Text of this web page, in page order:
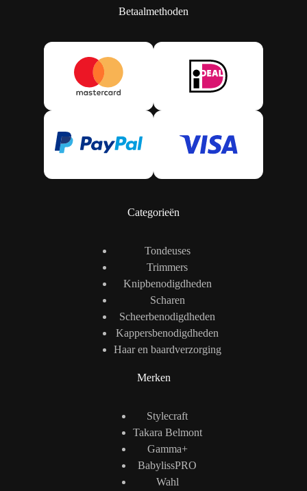
Betaalmethoden
Categorieën
Tondeuses
Trimmers
Knipbenodigdheden
Scharen
Scheerbenodigdheden
Kappersbenodigdheden
Haar en baardverzorging
Merken
Stylecraft
Takara Belmont
Gamma+
BabylissPRO
Wahl